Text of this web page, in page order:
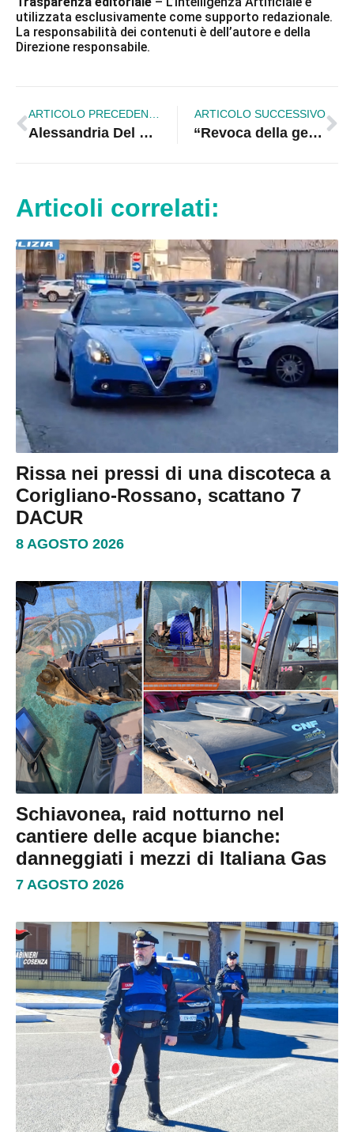
utilizzata esclusivamente come supporto redazionale.
La responsabilità dei contenuti è dell’autore e della
Direzione responsabile.
ARTICOLO PRECEDENTE
Alessandria Del Carretto. Gravi criticità nel servizio di guardia medica
ARTICOLO SUCCESSIVO
“Revoca della gestione del palazzetto dello sport”, La società CreDeVi non ci sta
Articoli correlati:
Rissa nei pressi di una discoteca a
Corigliano-Rossano, scattano 7
DACUR
8 AGOSTO 2026
Schiavonea, raid notturno nel
cantiere delle acque bianche:
danneggiati i mezzi di Italiana Gas
7 AGOSTO 2026